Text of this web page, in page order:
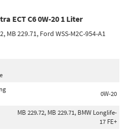
ECT C6 0W-20 1 Liter
MB 229.71, Ford WSS-M2C-954-A1
0W-20
MB 229.72, MB 229.71, BMW Longlife-
17 FE+